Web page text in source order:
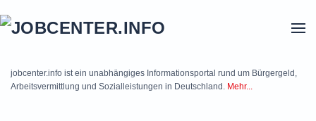
jobcenter.info ist ein unabhängiges Informationsportal rund um Bürgergeld,
Arbeitsvermittlung und Sozialleistungen in Deutschland. Mehr...